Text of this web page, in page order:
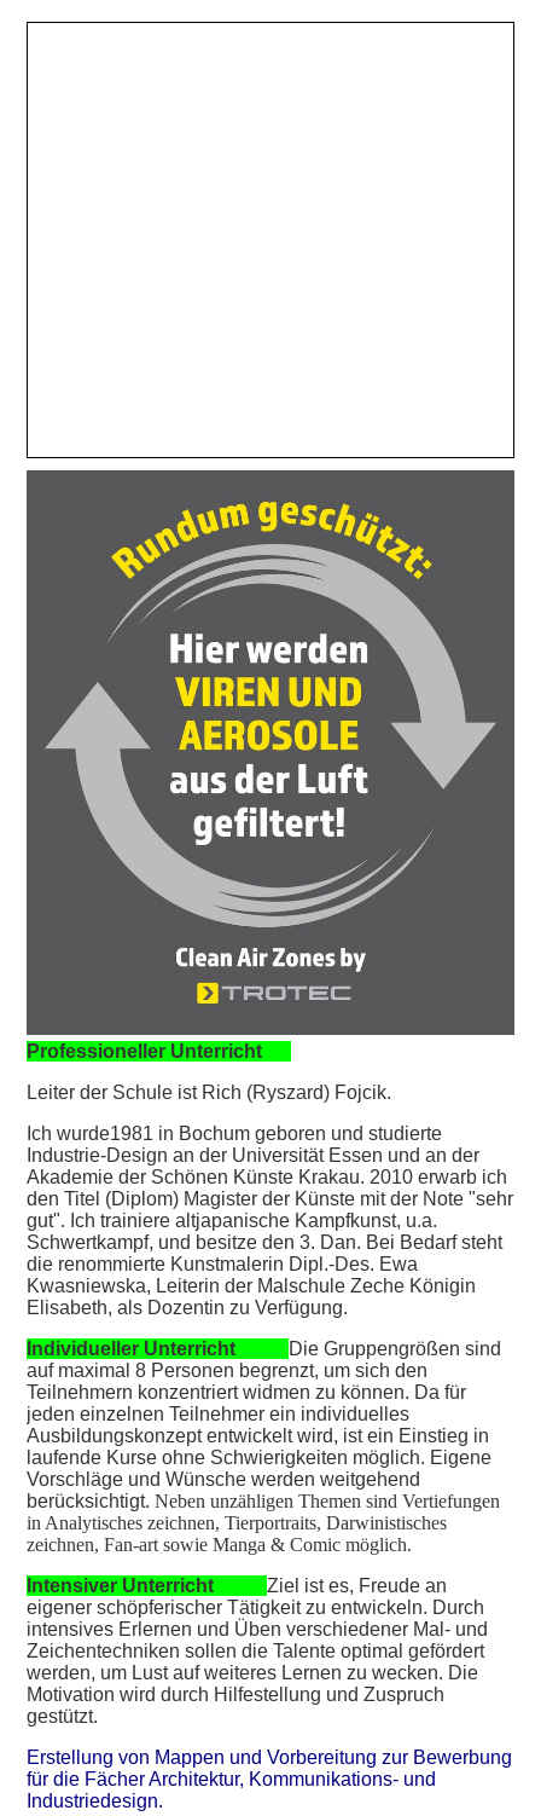
Professioneller Unterricht
Leiter der Schule ist Rich (Ryszard) Fojcik.
Ich wurde1981 in Bochum geboren und studierte
Industrie-Design an der Universität Essen und an der
Akademie der Schönen Künste Krakau. 2010 erwarb ich
den Titel (Diplom) Magister der Künste mit der Note "sehr
gut". Ich trainiere altjapanische Kampfkunst, u.a.
Schwertkampf, und besitze den 3. Dan. Bei Bedarf steht
die renommierte Kunstmalerin Dipl.-Des. Ewa
Kwasniewska, Leiterin der Malschule Zeche Königin
Elisabeth, als Dozentin zu Verfügung.
Individueller Unterricht Die Gruppengrößen sind
auf maximal 8 Personen begrenzt, um sich den
Teilnehmern konzentriert widmen zu können. Da für
jeden einzelnen Teilnehmer ein individuelles
Ausbildungskonzept entwickelt wird, ist ein Einstieg in
laufende Kurse ohne Schwierigkeiten möglich. Eigene
Vorschläge und Wünsche werden weitgehend
berücksichtigt. Neben unzähligen Themen sind Vertiefungen
in Analytisches zeichnen, Tierportraits, Darwinistisches
zeichnen, Fan-art sowie Manga & Comic möglich.
Intensiver UnterrichtZiel ist es, Freude an
eigener schöpferischer Tätigkeit zu entwickeln. Durch
intensives Erlernen und Üben verschiedener Mal- und
Zeichentechniken sollen die Talente optimal gefördert
werden, um Lust auf weiteres Lernen zu wecken. Die
Motivation wird durch Hilfestellung und Zuspruch
gestützt.
Erstellung von Mappen und Vorbereitung zur Bewerbung
für die Fächer Architektur, Kommunikations- und
Industriedesign.